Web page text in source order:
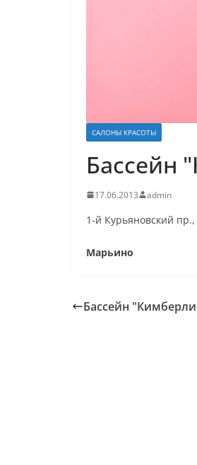
САЛОНЫ КРАСОТЫ
Бассейн
17.06.2013 admin
1-й Курьяновский пр.,
Марьино
Бассейн